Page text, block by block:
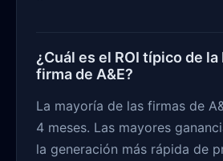
¿Cuál es el ROI típico de la
firma de A&E?
La mayoría de las firmas de
4 meses. Las mayores
la generación más rápida de